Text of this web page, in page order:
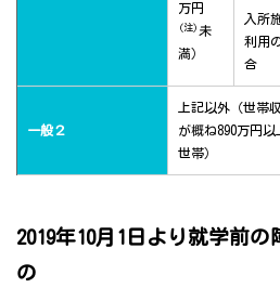
万円
(注) 未
満）
入所
利用
合
一般２
上記以外（世帯
が概ね890万円以
世帯）
2019年10月1日より就学前
の